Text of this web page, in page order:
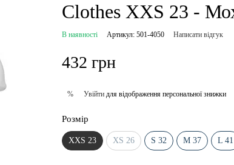
Clothes XXS 23 -
В наявності Артикул: 501-4050 Написати відгук
432 грн
% Увійти для відображення персональної знижки
Розмір
XXS 23 XS 26 S 32 M 37 L 41